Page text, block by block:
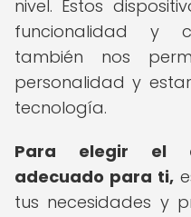
nivel. Estos
funcionalidad y
también nos
personalidad y
tecnología.
Para elegir el
adecuado para ti,
tus necesidades y